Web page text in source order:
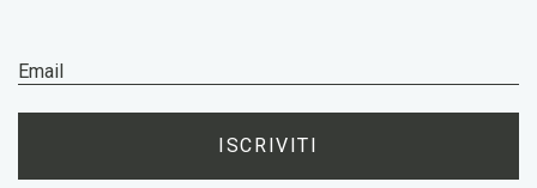
ISCRIVITI